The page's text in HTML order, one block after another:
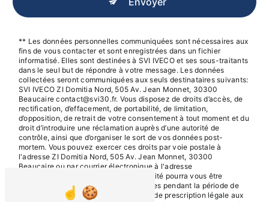
** Les données personnelles communiquées sont nécessaires aux
fins de vous contacter et sont enregistrées dans un fichier
informatisé. Elles sont destinées à SVI IVECO et ses sous-traitants
dans le seul but de répondre à votre message. Les données
collectées seront communiquées aux seuls destinataires suivants:
SVI IVECO ZI Domitia Nord, 505 Av. Jean Monnet, 30300
Beaucaire contact@svi30.fr. Vous disposez de droits d’accès, de
rectification, d’effacement, de portabilité, de limitation,
d’opposition, de retrait de votre consentement à tout moment et du
droit d’introduire une réclamation auprès d’une autorité de
contrôle, ainsi que d’organiser le sort de vos données post-
mortem. Vous pouvez exercer ces droits par voie postale à
l'adresse ZI Domitia Nord, 505 Av. Jean Monnet, 30300
Beaucaire ou par courrier électronique à l'adresse
contact@svi30.fr. Un justificatif d'identité pourra vous être
demandé. Nous conservons vos données pendant la période de
prise de contact puis pendant la durée de prescription légale aux